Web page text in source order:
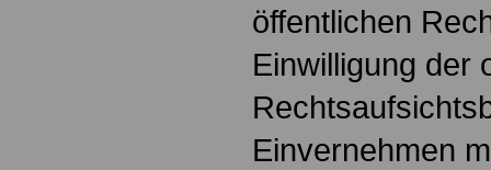
öffentlichen
Einwilligung der
Einvernehmen